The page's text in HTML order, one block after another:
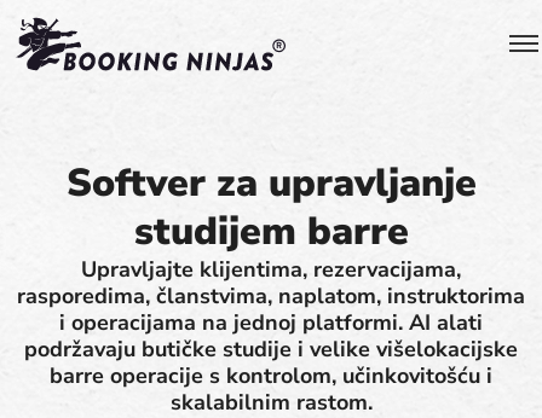
Softver za upravljanje
studijem barre
Upravljajte klijentima, rezervacijama,
rasporedima, članstvima, naplatom, instruktorima
i operacijama na jednoj platformi. AI alati
podržavaju butičke studije i velike višelokacijske
barre operacije s kontrolom, učinkovitošću i
skalabilnim rastom.